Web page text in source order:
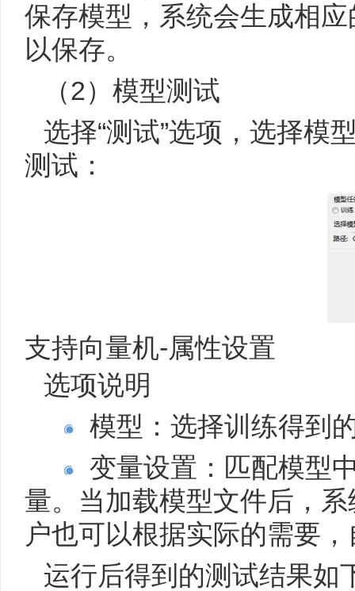
保存模型，系统会生成相
以保存。
（2）模型测试
选择“测试”选项，选择模
测试：
支持向量机-属性设置
选项说明
模型：选择训练得到
变量设置：匹配模型
量。当加载模型文件后，
户也可以根据实际的需要
运行后得到的测试结果如